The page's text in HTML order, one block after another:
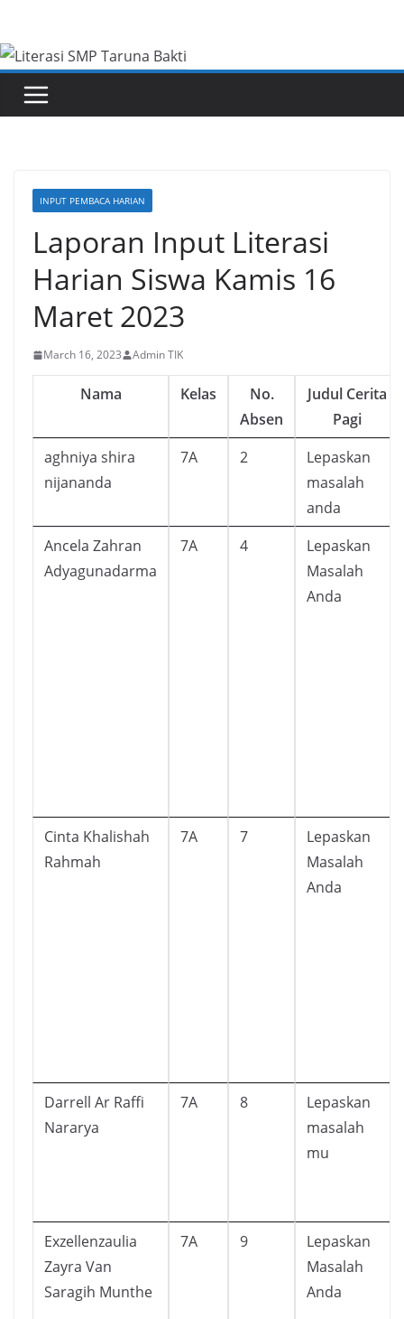
content
INPUT PEMBACA HARIAN
Laporan Input Literasi
Harian Siswa Kamis 16
Maret 2023
March 16, 2023 Admin TIK
Nama Kelas
No.
Absen
Judul Cerita
Pagi
aghniya shira
nijananda
7A 2
Lepaskan
masalah
anda
Ancela Zahran
Adyagunadarma
7A 4
Lepaskan
Masalah
Anda
Cinta Khalishah
Rahmah
7A 7
Lepaskan
Masalah
Anda
Darrell Ar Raffi
Nararya
7A 8
Lepaskan
masalah
mu
Exzellenzaulia
Zayra Van
Saragih Munthe
7A 9
Lepaskan
Masalah
Anda